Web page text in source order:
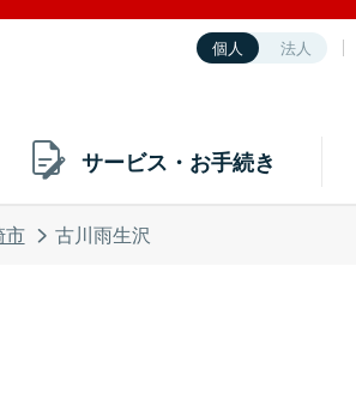
個人 法人
サービス・お手続き
市 古川雨生沢